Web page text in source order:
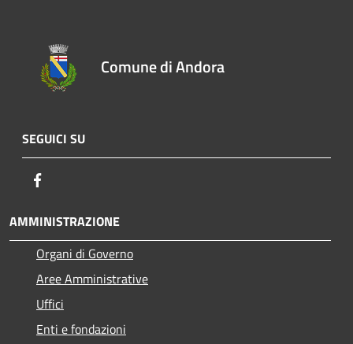
Comune di Andora
SEGUICI SU
AMMINISTRAZIONE
Organi di Governo
Aree Amministrative
Uffici
Enti e fondazioni